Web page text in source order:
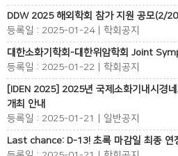
DDW 2025 해외학회 참가 지원 공모(2/
등록일 : 2025-01-24 | 학회공지
대한소화기학회-대한위암학회 Joint
등록일 : 2025-01-22 | 학회공지
[IDEN 2025] 2025년 국제소화기내시경
개최 안내
등록일 : 2025-01-21 | 일반공지
Last chance: D-13! 초록 마감일 최종 연